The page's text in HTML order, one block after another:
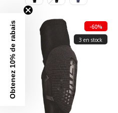
-60%
3 en stock
Obtenez 10% de rabais